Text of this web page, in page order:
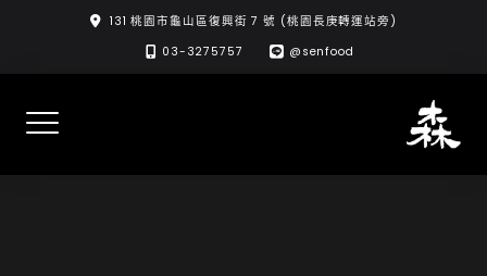
content
131 桃園市龜山區復興街 7 號 (桃園長庚轉運站旁)
03-3275757
@senfood